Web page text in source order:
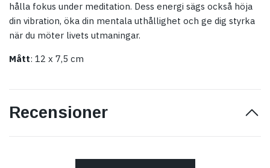
hålla fokus under meditation. Dess energi sägs också höja
din vibration, öka din mentala uthållighet och ge dig styrka
när du möter livets utmaningar.
Mått: 12 x 7,5 cm
Recensioner